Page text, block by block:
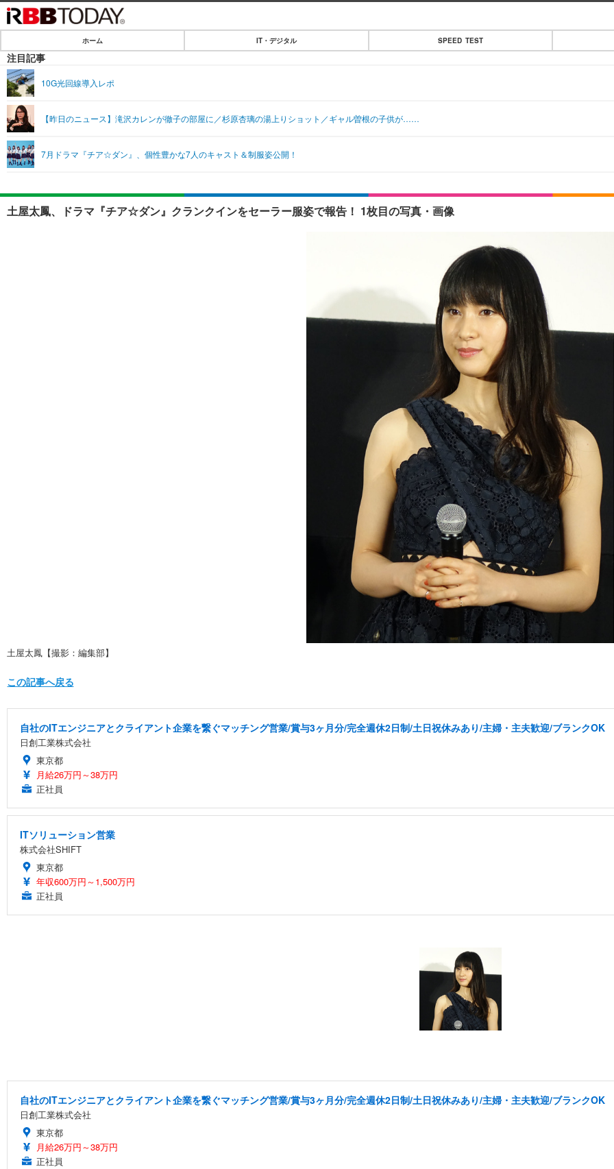
IT・デジタル
ショッピング
SPEED TEST
エンタメ
エンタメTOP
音楽
ライフ
ライフTOP
ペット
リリース一覧
ホーム IT・デジタル SPEED TEST
注目記事
10G光回線導入レポ
【昨日のニュース】滝沢カレンが徹子の部屋に／杉原杏璃の湯上りショット／ギャル曽根の子供が……
7月ドラマ『チア☆ダン』、個性豊かな7人のキャスト＆制服姿公開！
土屋太鳳、ドラマ『チア☆ダン』クランクインをセーラー服姿で報告！ 1枚目の写真・画像
土屋太鳳【撮影：編集部】
この記事へ戻る
自社のITエンジニアとクライアント企業を繋ぐマッチング営業/賞与3ヶ月分/完全週休2日制/土日祝休みあり/主婦・主夫歓迎/ブランクOK
日創工業株式会社
東京都
月給26万円～38万円
正社員
ITソリューション営業
株式会社SHIFT
東京都
年収600万円～1,500万円
正社員
自社のITエンジニアとクライアント企業を繋ぐマッチング営業/賞与3ヶ月分/完全週休2日制/土日祝休みあり/主婦・主夫歓迎/ブランクOK
日創工業株式会社
東京都
月給26万円～38万円
正社員